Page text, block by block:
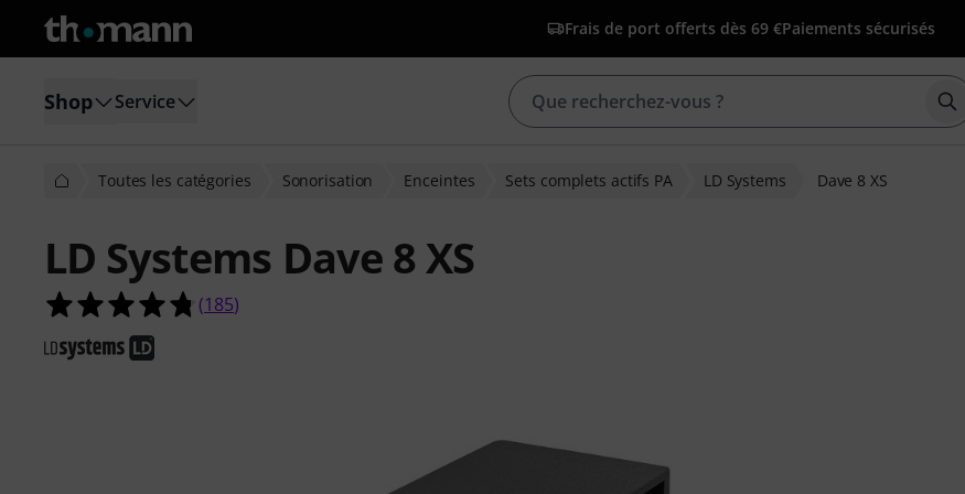
Frais de port offerts dès 69 €Paiements sécurisés
Shop Service
Toutes les catégories Sonorisation Enceintes Sets complets actifs PA LD Systems Dave 8 XS
LD Systems Dave 8 XS
4.8 étoiles sur 5 d'après 185 évaluations clients
(185)